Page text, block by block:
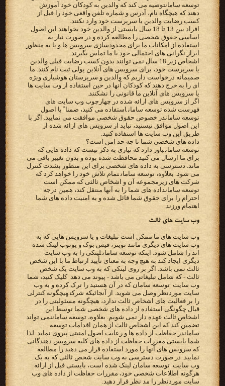
توسعه سامان‬توصیه می کند که والدین به کودکان خود آموزش
دهند که هیچگاه نام، آدرس و شماره تلفن واقعی خود را قبل از
کسب‬ ‫رضایت والدین یا سرپرست خود وارد نکنند.‬
‫افراد بین 13 تا 18 سال بایستی از والدین خود بخواهند این اصول
‫استفاده از امکانات ما برای محدودسازی سرویس ها و یا به منظور
ابراز نگرانی های احتمالی خود با ما تماس بگیرند.‬
‫اشخاص زیر 18 سال نمی توانند بدون کسب رضایت قبلی والدین
یا سرپرست خود، برای سرویس های آنلاین پولی ثبت نام کنند.‬ ‫ما
صمیمانه درخواست داریم که والدین و سرپرستان هوشیاری ویژه
ای را به خرج دهند که کودکان آنها در حین استفاده از وب‬ ‫سایت ها
یا سرویس های آنلاین ما قانونی را نشکنند.‬
‫اگر از سرویس های ارائه شده در چهارچوب وب سایت های
توسعه سامان‬در خصوص حقوق شخصی موافقت می نمایید. اگر با
‫طریق این وب سایت ها استفاده کنید.‬
‫داده های شخصی شما تا چه حد امن است؟‬
‫‪ توسعه سامان‬باور دارد که نیازی به ذکر نیست که داده هایی که
برای ما ارسال می کنید محافظت شده بوده و بدون تغییر باقی‬ ‫می
ماند. دسترسی به داده های شخصی برای این منظور بشدت کنترل
می شود. بعلاوه، ‪ توسعه سامان‬تمام تلاش خود را خواهد‬ ‫کرد که
توسعه سامان‬داده های شما را به آنها منتقل کند، همین‬ ‫درجه
احترام را برای حقوق شما قائل شده و به امنیت داده های شما
اهتمام ورزند.‬
‫وب سایت های ثالث‬
‫وب سایت های ما ممکن است تبلیغات و یا سرویس هایی که به
وب سایت های دیگری مانند تویتر، فیس بوک و یوتوب لینک‬ ‫شده
اند را شامل شود. اینکه ‪ توسعه سامان‬لینکی را به وب سایت
دیگری ایجاد کند به هیچ وجه به معنای تأیید ارتباط ما با این‬ ‫شخص
ثالث نمی باشد. اگر بر روی لینکی که به وب سایت یک شخص
ثالث - که شامل تبلیغاتی می باشد - پیوند می دهد ‬ کلیک ‫کنید، شما
وب سایت ‪ توسعه سامان ‬که در آن هستید را ترک کرده و به وب
سایت موردنظر وصل می شوید. از آنجائیکه‬ ‫‪ شرکت‬هیچگونه کنترلی
را بر فعالیت های اشخاص ثالث ندارد، هیچگونه مسئولیتی را در
قبال چگونگی استفاده از داده‬ ‫های شخصی شما توسط این
اشخاص ثالث عهده دار نمی شویم. بعلاوه، توسعه سامان‬نمی تواند
سامان‬در حفاظت از داده ها و رعایت اصول امنیتی پیروی نماید. لذا
شما بایستی مقررات حفاظت از‬ ‫داده های کلیه سرویس دهندگانی
که سرویس های آنها را مورد استفاده قرار می دهید را مطالعه
نمایید. در صورت دسترسی به‬ ‫وب سایت شخص ثالثی که به یک
وب سایت ‪ توسعه سامان ‬لینک شده است، بایستی قبل از ارائه
هرگونه اطلاعات شخصی خود،‬ ‫مقررات حفاظت از داده های وب
سایت موردنظر را مد نظر قرار دهید.‬